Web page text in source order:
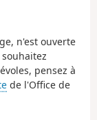
n'est ouverte
pensez à
de l'Office de